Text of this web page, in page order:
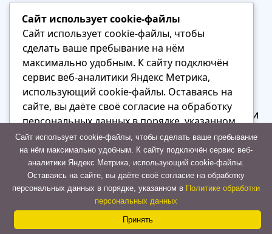
Самарское такси:
новый этап развития и
забота о клиентах
Самарская таксомоторная компания,
известная своим высоким уровнем сервиса и
надежностью, объявляет о запуске
масштабной программы модернизации. В
рамках новой стратегии развития компания
внедряет передовые технологии, которые
сделают поездки еще более комфортными и
безопасными для пассажиров.
Сайт использует cookie-файлы
Сайт использует cookie-файлы, чтобы
сделать ваше пребывание на нём
максимально удобным. К cайту подключён
сервис веб-аналитики Яндекс Метрика,
использующий cookie-файлы. Оставаясь на
сайте, вы даёте своё согласие на обработку
персональных данных в порядке, указанном
в Политике обработки персональных данных
Отказаться
Принять
Принять
Сайт использует cookie-файлы, чтобы сделать ваше пребывание
на нём максимально удобным. К cайту подключён сервис веб-
аналитики Яндекс Метрика, использующий cookie-файлы.
Оставаясь на сайте, вы даёте своё согласие на обработку
персональных данных в порядке, указанном в Политике обработки
персональных данных